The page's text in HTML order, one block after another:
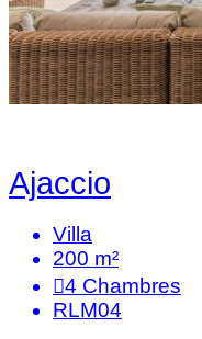
Ajaccio
Villa
200 m²
4 Chambres
RLM04